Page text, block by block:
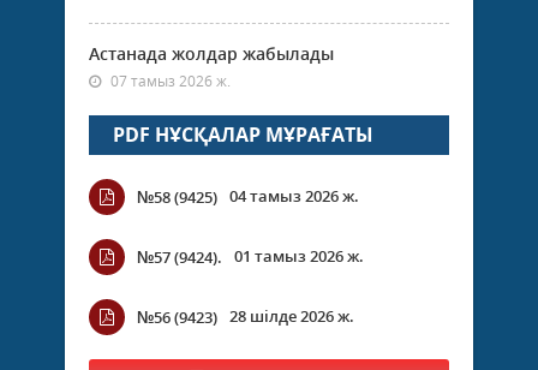
Астанада жолдар жабылады
07 тамыз 2026 ж.
PDF НҰСҚАЛАР МҰРАҒАТЫ
№58 (9425) 04 тамыз 2026 ж.
№57 (9424). 01 тамыз 2026 ж.
№56 (9423) 28 шілде 2026 ж.